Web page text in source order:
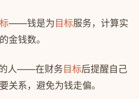
——钱是为 目标服务，计算实
金钱数。
人——在财务 目标后提醒自己
关系，避免为钱走偏。